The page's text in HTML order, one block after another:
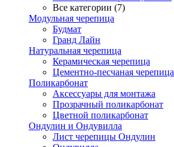
Все категории (7)
Модульная черепица
Будмат
Гранд Лайн
Натуральная черепица
Керамическая черепица
Цементно-песчаная черепица
Поликарбонат
Аксессуары для монтажа
Прозрачный поликарбонат
Цветной поликарбонат
Ондулин и Ондувилла
Лист черепицы Ондулин